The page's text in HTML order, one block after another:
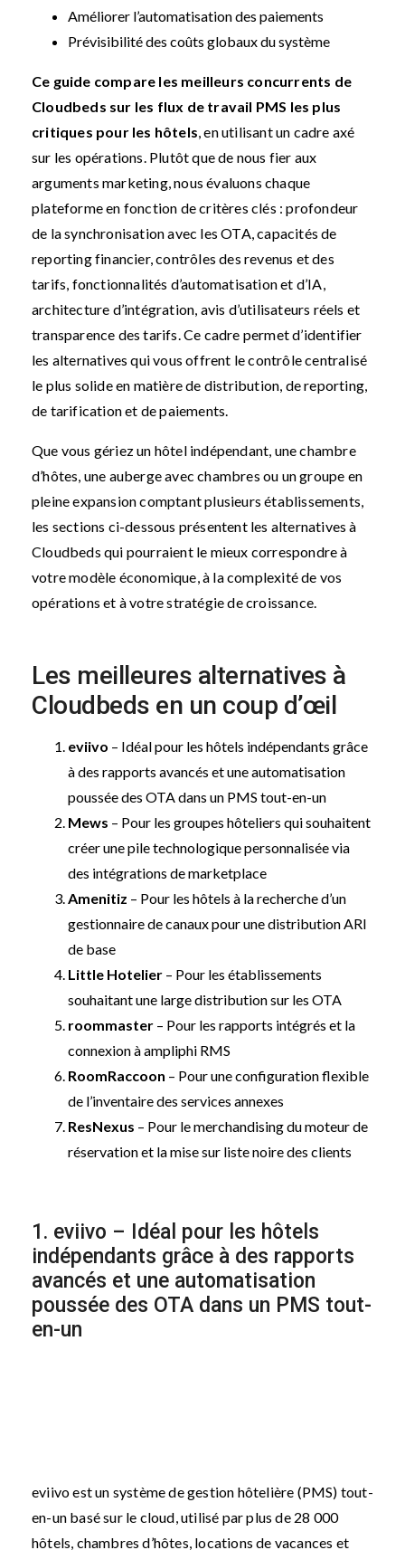
Améliorer l’automatisation des paiements
Prévisibilité des coûts globaux du système
Ce guide compare les meilleurs concurrents de
Cloudbeds sur les flux de travail PMS les plus
critiques pour les hôtels, en utilisant un cadre axé
sur les opérations. Plutôt que de nous fier aux
arguments marketing, nous évaluons chaque
plateforme en fonction de critères clés : profondeur
de la synchronisation avec les OTA, capacités de
reporting financier, contrôles des revenus et des
tarifs, fonctionnalités d’automatisation et d’IA,
architecture d’intégration, avis d’utilisateurs réels et
transparence des tarifs. Ce cadre permet d’identifier
les alternatives qui vous offrent le contrôle centralisé
le plus solide en matière de distribution, de reporting,
de tarification et de paiements.
Que vous gériez un hôtel indépendant, une chambre
d’hôtes, une auberge avec chambres ou un groupe en
pleine expansion comptant plusieurs établissements,
les sections ci-dessous présentent les alternatives à
Cloudbeds qui pourraient le mieux correspondre à
votre modèle économique, à la complexité de vos
opérations et à votre stratégie de croissance.
Les meilleures alternatives à
Cloudbeds en un coup d’œil
eviivo – Idéal pour les hôtels indépendants grâce
à des rapports avancés et une automatisation
poussée des OTA dans un PMS tout-en-un
Mews – Pour les groupes hôteliers qui souhaitent
créer une pile technologique personnalisée via
des intégrations de marketplace
Amenitiz – Pour les hôtels à la recherche d’un
gestionnaire de canaux pour une distribution ARI
de base
Little Hotelier – Pour les établissements
souhaitant une large distribution sur les OTA
roommaster – Pour les rapports intégrés et la
connexion à ampliphi RMS
RoomRaccoon – Pour une configuration flexible
de l’inventaire des services annexes
ResNexus – Pour le merchandising du moteur de
réservation et la mise sur liste noire des clients
1. eviivo – Idéal pour les hôtels
indépendants grâce à des rapports
avancés et une automatisation
poussée des OTA dans un PMS tout-
en-un
eviivo est un système de gestion hôtelière (PMS) tout-
en-un basé sur le cloud, utilisé par plus de 28 000
hôtels, chambres d’hôtes, locations de vacances et